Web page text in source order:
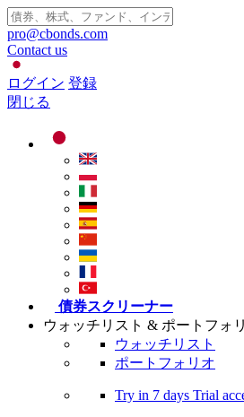
pro@cbonds.com
Contact us
ログイン 登録
閉じる
債券スクリーナー
ウォッチリスト & ポートフォ
ウォッチリスト
ポートフォリオ
Try in 7 days Trial